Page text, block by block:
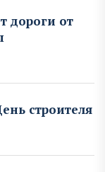
дороги от
строителя